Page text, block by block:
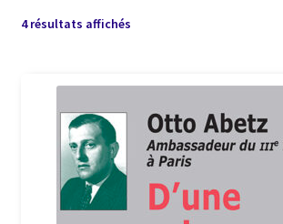
Connection
Listes d’Envies
Livres de Peter Randa
Livres de Philippe Randa
Login Customizer
4 résultats affichésTrié
récent
plus
ancien